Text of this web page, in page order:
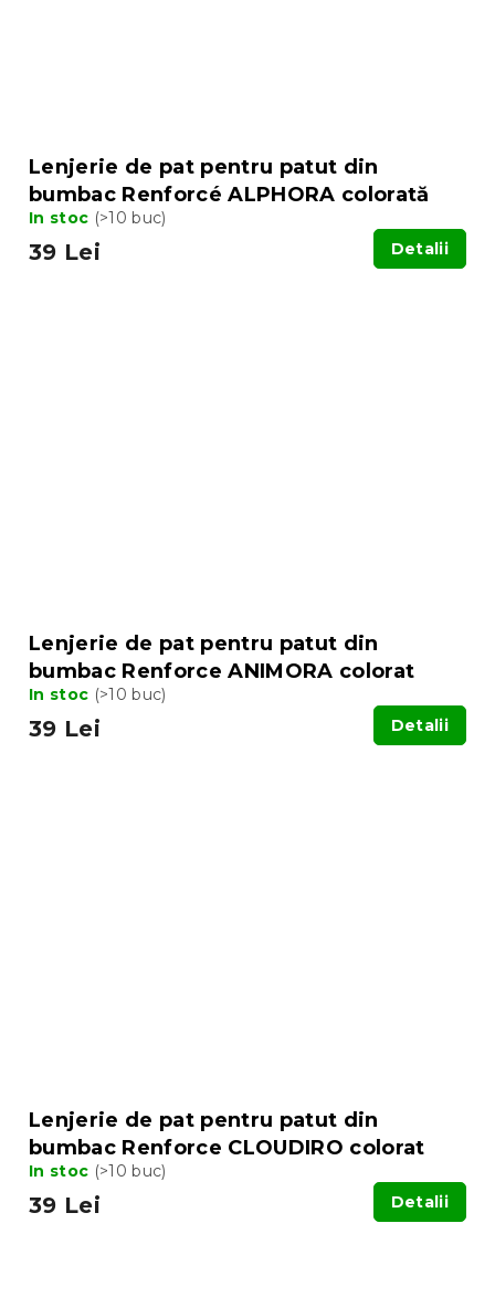
Lenjerie de pat pentru patut din
bumbac Renforcé ALPHORA colorată
In stoc (>10 buc)
39 Lei Detalii
Lenjerie de pat pentru patut din
bumbac Renforce ANIMORA colorat
In stoc (>10 buc)
39 Lei Detalii
Lenjerie de pat pentru patut din
bumbac Renforce CLOUDIRO colorat
In stoc (>10 buc)
39 Lei Detalii